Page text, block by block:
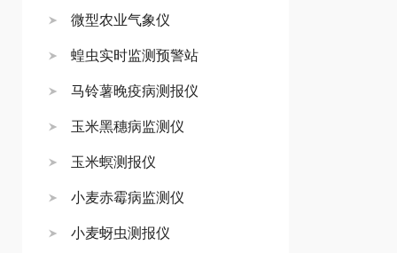
微型农业气象仪
蝗虫实时监测预警站
马铃薯晚疫病测报仪
玉米黑穗病监测仪
玉米螟测报仪
小麦赤霉病监测仪
小麦蚜虫测报仪